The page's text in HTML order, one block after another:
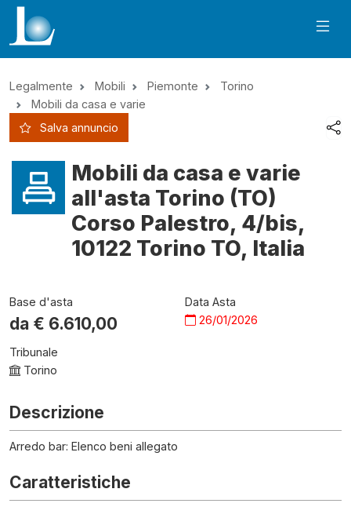
Legalmente Mobili Piemonte
Torino
Mobili da casa e varie
Salva annuncio
Mobili da casa e varie
all'asta Torino (TO)
Corso Palestro, 4/bis,
10122 Torino TO, Italia
Base d'asta
da € 6.610,00
Data Asta
26/01/2026
Tribunale
Torino
Descrizione
Arredo bar: Elenco beni allegato
Caratteristiche